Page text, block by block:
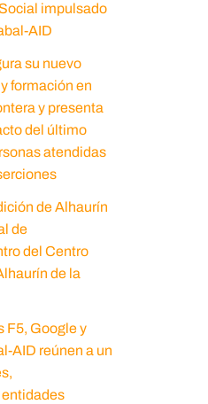
impulsado
AID
su nuevo
formación en
y presenta
del último
atendidas
de Alhaurín
de
del Centro
de la
F5, Google y
AID reúnen a un